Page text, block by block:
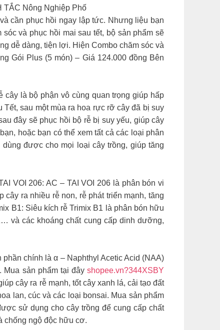
TẮC Nông Nghiệp Phố
cần phục hồi ngay lập tức. Nhưng liệu bạn
và phục hồi mai sau tết, bộ sản phẩm sẽ
dễ dàng, tiện lợi. Hiện Combo chăm sóc và
Gói Plus (5 món) – Giá 124.000 đồng Bên
là bộ phận vô cùng quan trọng giúp hấp
sau một mùa ra hoa rực rỡ cây đã bị suy
đây sẽ phục hồi bộ rễ bị suy yếu, giúp cây
hoặc bạn có thể xem tất cả các loại phân
được cho mọi loại cây trồng, giúp tăng
VOI 206: AC – TAI VOI 206 là phân bón vi
ra nhiều rễ non, rễ phát triển mạnh, tăng
B1: Siêu kích rễ Trimix B1 là phân bón hữu
và các khoáng chất cung cấp dinh dưỡng,
chính là α – Naphthyl Acetic Acid (NAA)
Mua sản phẩm tại đây shopee.vn?344XSBY
cây ra rễ mạnh, tốt cây xanh lá, cải tạo đất
lan, cúc và các loại bonsai. Mua sản phẩm
sử dụng cho cây trồng để cung cấp chất
chống ngộ độc hữu cơ.